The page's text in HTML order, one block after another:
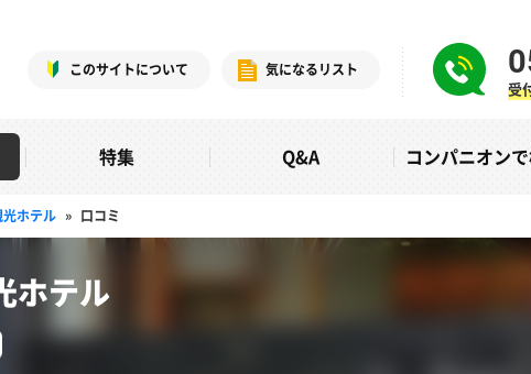
このサイトについて 気になるリスト
受
特集 Q&A コンパニオン
ホテル » 口コミ
ホテル